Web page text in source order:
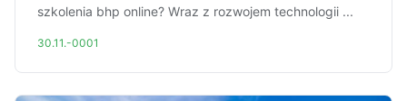
szkolenia bhp online? Wraz z rozwojem technologii ...
30.11.-0001